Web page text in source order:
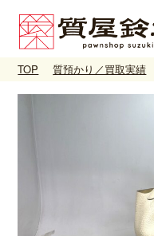
TOP 質預かり／買取実績